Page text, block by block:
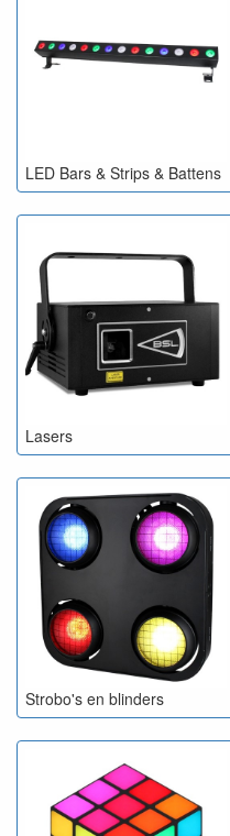
LED Bars & Strips & Battens
Lasers
Strobo's en blinders